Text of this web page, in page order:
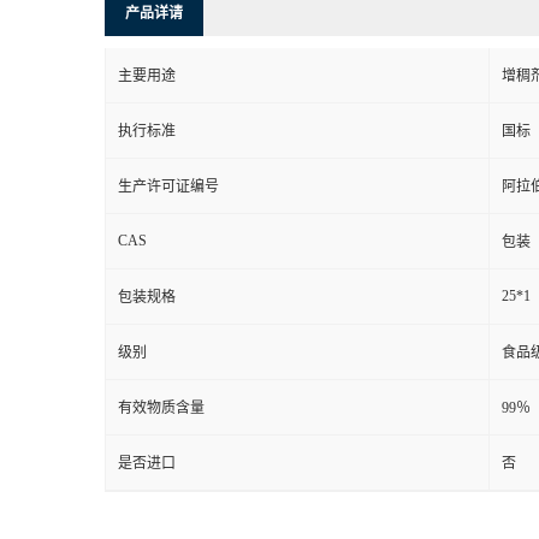
产品详请
主要用途 增稠
执行标准 国标
生产许可证编号 阿拉
CAS 包装
包装规格 25*1
级别 食品
有效物质含量 99％
是否进口 否